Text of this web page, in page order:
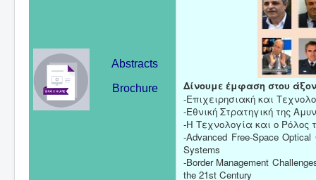
Δίνουμε έμφαση στου
-Επιχειρησιακή και
-Εθνική Στρατηγική της
-Η Τεχνολογία και ο Ρόλος
-Advanced Free-Space
Systems
-Border Management
the 21st Century
Abstracts
Brochure